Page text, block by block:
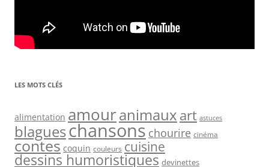
LES MOTS CLÉS
alimentation amouranimaux art astuces
blagueschansons chourire cinéma
contes coquin couleurs cuisine
dessins humoristiques devinettes